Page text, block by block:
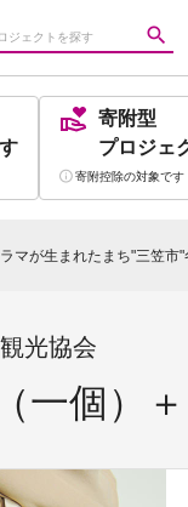
寄附型
プロジェ
寄附控除の対象です
ラマが生まれたまち"三笠市
光協会
一個）